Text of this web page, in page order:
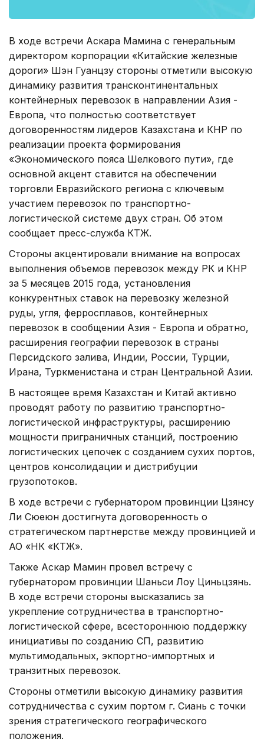
В ходе встречи Аскара Мамина с генеральным
директором корпорации «Китайские железные
дороги» Шэн Гуанцзу стороны отметили высокую
динамику развития трансконтинентальных
контейнерных перевозок в направлении Азия -
Европа, что полностью соответствует
договоренностям лидеров Казахстана и КНР по
реализации проекта формирования
«Экономического пояса Шелкового пути», где
основной акцент ставится на обеспечении
торговли Евразийского региона с ключевым
участием перевозок по транспортно-
логистической системе двух стран. Об этом
сообщает пресс-служба КТЖ.
Стороны акцентировали внимание на вопросах
выполнения объемов перевозок между РК и КНР
за 5 месяцев 2015 года, установления
конкурентных ставок на перевозку железной
руды, угля, ферросплавов, контейнерных
перевозок в сообщении Азия - Европа и обратно,
расширения географии перевозок в страны
Персидского залива, Индии, России, Турции,
Ирана, Туркменистана и стран Центральной Азии.
В настоящее время Казахстан и Китай активно
проводят работу по развитию транспортно-
логистической инфраструктуры, расширению
мощности приграничных станций, построению
логистических цепочек с созданием сухих портов,
центров консолидации и дистрибуции
грузопотоков.
В ходе встречи с губернатором провинции Цзянсу
Ли Сюеюн достигнута договоренность о
стратегическом партнерстве между провинцией и
АО «НК «КТЖ».
Также Аскар Мамин провел встречу с
губернатором провинции Шаньси Лоу Циньцзянь.
В ходе встречи стороны высказались за
укрепление сотрудничества в транспортно-
логистической сфере, всестороннюю поддержку
инициативы по созданию СП, развитию
мультимодальных, экпортно-импортных и
транзитных перевозок.
Стороны отметили высокую динамику развития
сотрудничества с сухим портом г. Сиань с точки
зрения стратегического географического
положения.